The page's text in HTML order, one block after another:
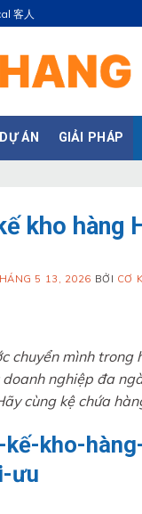
客人
DỰ ÁN GIẢI PHÁP
kho hàng
5 13, 2026 BỞI CƠ
chuyển mình
nghiệp đa
cùng kệ chứa